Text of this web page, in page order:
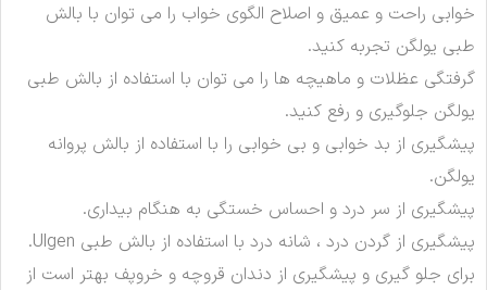
خوابی راحت و عمیق و اصلاح الگوی خواب را می توان با بالش
طبی یولگن تجربه کنید.
گرفتگی عظلات و ماهیچه ها را می توان با استفاده از بالش طبی
یولگن جلوگیری و رفع کنید.
پیشگیری از بد خوابی و بی خوابی را با استفاده از بالش پروانه
یولگن.
پیشگیری از سر درد و احساس خستگی به هنگام بیداری.
پیشگیری از گردن درد ، شانه درد با استفاده از بالش طبی Ulgen.
برای جلو گیری و پیشگیری از دندان قروچه و خروپف بهتر است از